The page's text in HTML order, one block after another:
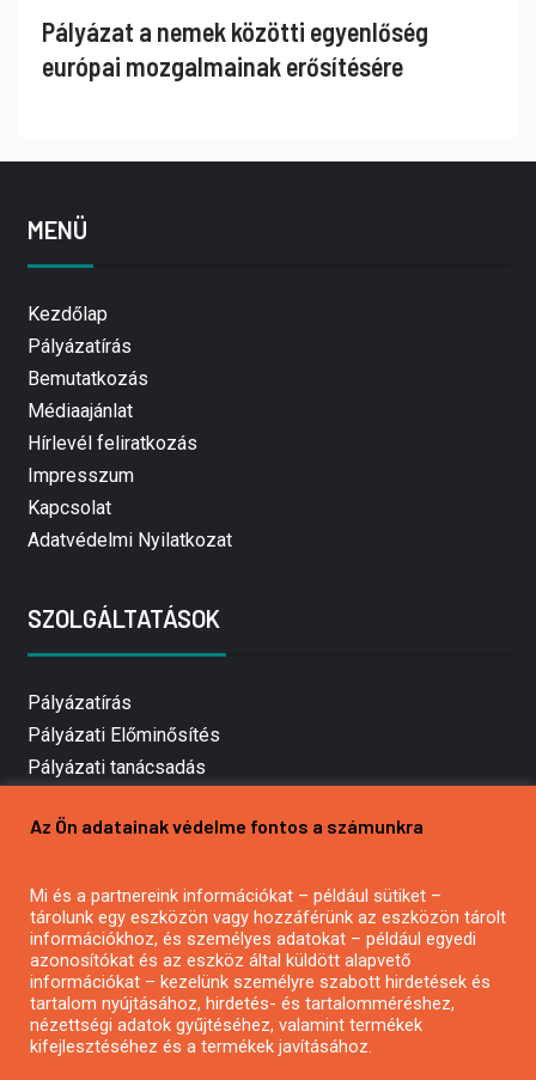
Pályázat a nemek közötti egyenlőség
európai mozgalmainak erősítésére
MENÜ
Kezdőlap
Pályázatírás
Bemutatkozás
Médiaajánlat
Hírlevél feliratkozás
Impresszum
Kapcsolat
Adatvédelmi Nyilatkozat
SZOLGÁLTATÁSOK
Pályázatírás
Pályázati Előminősítés
Pályázati tanácsadás
Mezőgazdasági pályázatírás
Pályázatírás civil szervezeteknek
Pályázatírás önkormányzatoknak
Pályázatfigyelés
Specifikus pályázatfigyelés vagy hírlevél
Az Ön adatainak védelme fontos a számunkra
Mi és a partnereink információkat – például sütiket –
tárolunk egy eszközön vagy hozzáférünk az eszközön tárolt
információkhoz, és személyes adatokat – például egyedi
azonosítókat és az eszköz által küldött alapvető
információkat – kezelünk személyre szabott hirdetések és
tartalom nyújtásához, hirdetés- és tartalomméréshez,
nézettségi adatok gyűjtéséhez, valamint termékek
kifejlesztéséhez és a termékek javításához.